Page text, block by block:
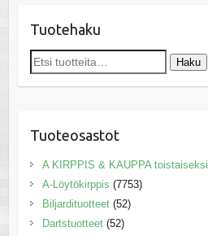
Tuotehaku
Etsi: Haku
Tuoteosastot
A KIRPPIS & KAUPPA toistaiseksi
A-Löytökirppis (7753)
Biljardituotteet (52)
Dartstuotteet (52)